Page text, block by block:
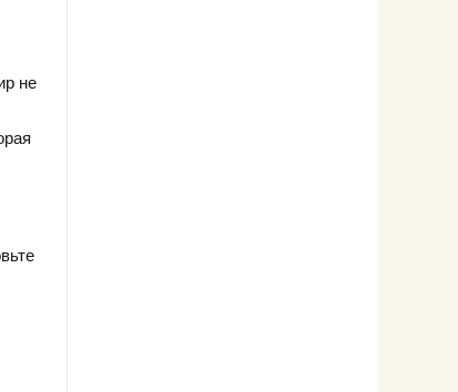
не